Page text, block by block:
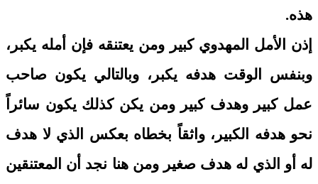
هذه.
إذن الأمل المهدوي كبير ومن يعتنقه فإن أمله يكبر،
وبنفس الوقت هدفه يكبر، وبالتالي يكون صاحب
عمل كبير وهدف كبير ومن يكن كذلك يكون سائراً
نحو هدفه الكبير، واثقاً بخطاه بعكس الذي لا هدف
له أو الذي له هدف صغير ومن هنا نجد أن المعتنقين